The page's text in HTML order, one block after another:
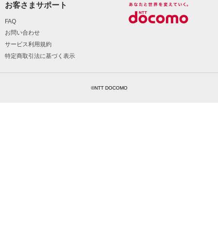
お客さまサポート
FAQ
お問い合わせ
サービス利用規約
特定商取引法に基づく表示
©NTT DOCOMO